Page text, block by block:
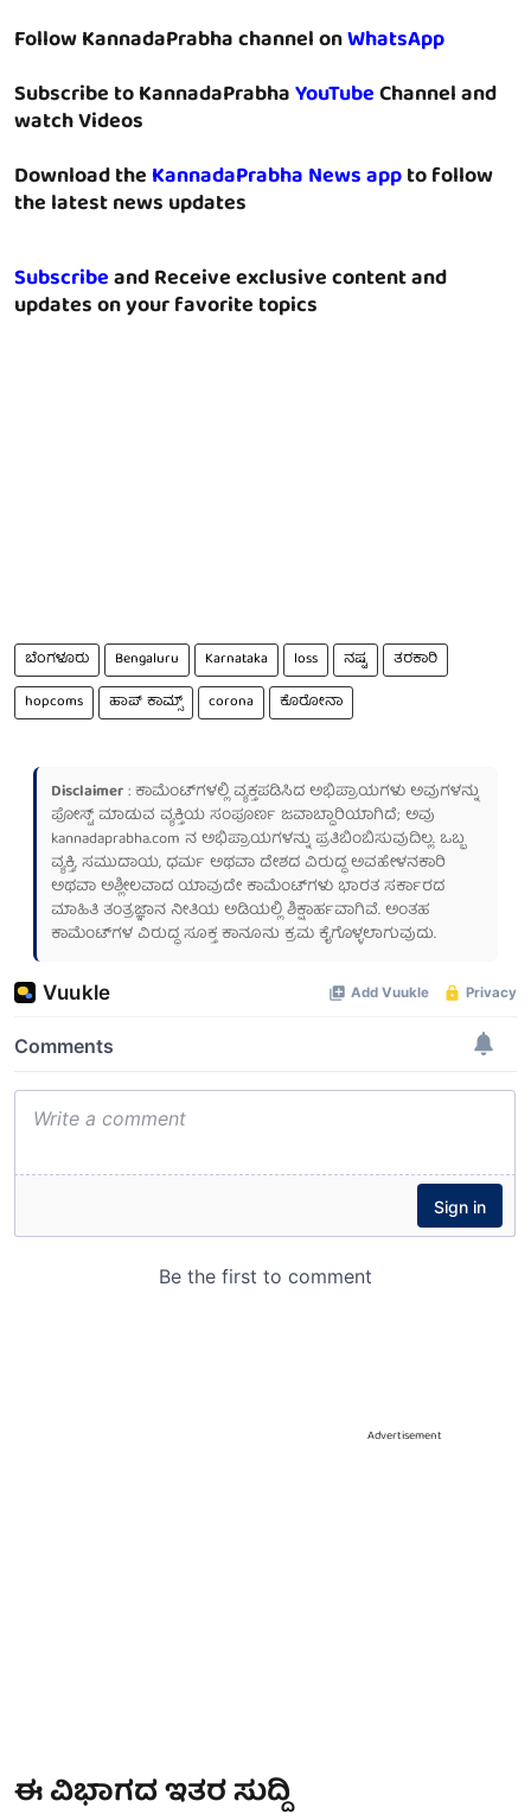
Follow KannadaPrabha channel onWhatsApp
Subscribe to KannadaPrabhaYouTubeChannel and
watch Videos
Download theKannadaPrabha News appto follow
the latest news updates
Subscribeand Receive exclusive content and
updates on your favorite topics
ಬೆಂಗಳೂರು Bengaluru Karnataka loss ನಷ್ಟ
ತರಕಾರಿ
hopcoms
ಹಾಪ್ ಕಾಮ್ಸ್ corona ಕೊರೋನಾ
Disclaimer: ಕಾಮೆಂಟ್‌ಗಳಲ್ಲಿ ವ್ಯಕ್ತಪಡಿಸಿದ ಅಭಿಪ್ರಾಯಗಳು ಅವುಗಳನ್ನು
ಪೋಸ್ಟ್ ಮಾಡುವ ವ್ಯಕ್ತಿಯ ಸಂಪೂರ್ಣ ಜವಾಬ್ದಾರಿಯಾಗಿದೆ; ಅವು
kannadaprabha.com ನ ಅಭಿಪ್ರಾಯಗಳನ್ನು ಪ್ರತಿಬಿಂಬಿಸುವುದಿಲ್ಲ. ಒಬ್ಬ
ವ್ಯಕ್ತಿ, ಸಮುದಾಯ, ಧರ್ಮ ಅಥವಾ ದೇಶದ ವಿರುದ್ಧ ಅವಹೇಳನಕಾರಿ
ಅಥವಾ ಅಶ್ಲೀಲವಾದ ಯಾವುದೇ ಕಾಮೆಂಟ್‌ಗಳು ಭಾರತ ಸರ್ಕಾರದ
ಮಾಹಿತಿ ತಂತ್ರಜ್ಞಾನ ನೀತಿಯ ಅಡಿಯಲ್ಲಿ ಶಿಕ್ಷಾರ್ಹವಾಗಿವೆ. ಅಂತಹ
ಕಾಮೆಂಟ್‌ಗಳ ವಿರುದ್ಧ ಸೂಕ್ತ ಕಾನೂನು ಕ್ರಮ ಕೈಗೊಳ್ಳಲಾಗುವುದು.
Advertisement
ಈ ವಿಭಾಗದ ಇತರ ಸುದ್ದಿ